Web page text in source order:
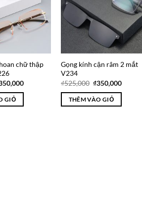
chữ thập
Giá
GIỎ
Gọng kính cận râm 2 mắt
V234
₫525,000 Giá
là:
₫525,000.
₫350,000Giá
THÊM VÀO GIỎ